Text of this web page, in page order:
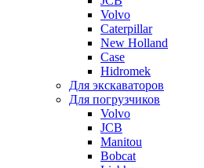
Volvo
Caterpillar
New Holland
Case
Hidromek
Для экскаваторов
Для погрузчиков
Volvo
JCB
Manitou
Bobcat